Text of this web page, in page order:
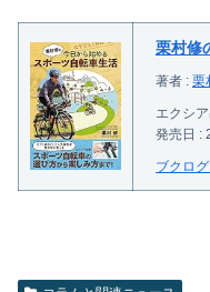
栗村修
著者 : 栗
エクシ
発売日 :
ブクロ